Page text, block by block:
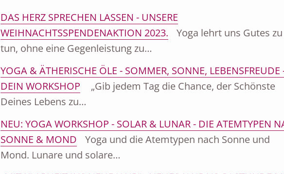
DAS HERZ SPRECHEN LASSEN - UNSERE
WEIHNACHTSSPENDENAKTION 2023.
Yoga lehrt uns Gutes zu
tun, ohne eine Gegenleistung zu…
YOGA & ÄTHERISCHE ÖLE - SOMMER, SONNE, LEBENSFREUDE
DEIN WORKSHOP
„Gib jedem Tag die Chance, der Schönste
Deines Lebens zu…
NEU: YOGA WORKSHOP - SOLAR & LUNAR - DIE ATEMTYPEN
SONNE & MOND
Yoga und die Atemtypen nach Sonne und
Mond. Lunare und solare…